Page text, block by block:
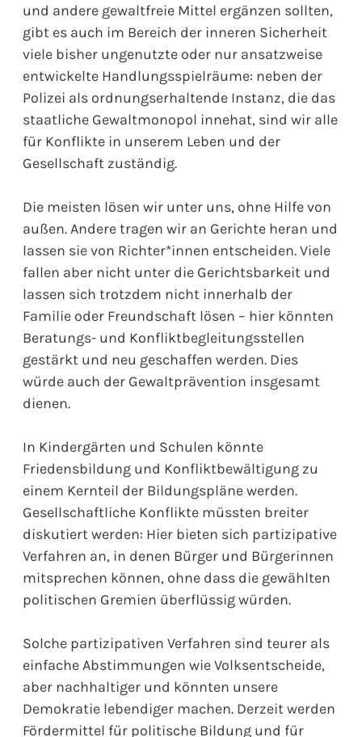
und andere gewaltfreie Mittel ergänzen sollten,
gibt es auch im Bereich der inneren Sicherheit
viele bisher ungenutzte oder nur ansatzweise
entwickelte Handlungsspielräume: neben der
Polizei als ordnungserhaltende Instanz, die das
staatliche Gewaltmonopol innehat, sind wir alle
für Konflikte in unserem Leben und der
Gesellschaft zuständig.
Die meisten lösen wir unter uns, ohne Hilfe von
außen. Andere tragen wir an Gerichte heran und
lassen sie von Richter*innen entscheiden. Viele
fallen aber nicht unter die Gerichtsbarkeit und
lassen sich trotzdem nicht innerhalb der
Familie oder Freundschaft lösen – hier könnten
Beratungs- und Konfliktbegleitungsstellen
gestärkt und neu geschaffen werden. Dies
würde auch der Gewaltprävention insgesamt
dienen.
In Kindergärten und Schulen könnte
Friedensbildung und Konfliktbewältigung zu
einem Kernteil der Bildungspläne werden.
Gesellschaftliche Konflikte müssten breiter
diskutiert werden: Hier bieten sich partizipative
Verfahren an, in denen Bürger und Bürgerinnen
mitsprechen können, ohne dass die gewählten
politischen Gremien überflüssig würden.
Solche partizipativen Verfahren sind teurer als
einfache Abstimmungen wie Volksentscheide,
aber nachhaltiger und könnten unsere
Demokratie lebendiger machen. Derzeit werden
Fördermittel für politische Bildung und für